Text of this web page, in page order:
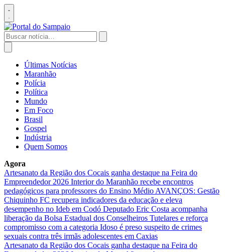
Pular
para
o
conteúdo
Abrir
menu
Buscar
por:
Abrir
buscaÚltimas Notícias
Maranhão
Polícia
Política
Mundo
Em Foco
Brasil
Gospel
Indústria
Quem Somos
Agora
Artesanato da Região dos Cocais ganha destaque na Feira do
Empreendedor 2026 Interior do Maranhão recebe encontros
pedagógicos para professores do Ensino Médio AVANÇOS: Gestão
Chiquinho FC recupera indicadores da educação e eleva
desempenho no Ideb em Codó Deputado Eric Costa acompanha
liberação da Bolsa Estadual dos Conselheiros Tutelares e reforça
compromisso com a categoria Idoso é preso suspeito de crimes
sexuais contra três irmãs adolescentes em Caxias
Artesanato da Região dos Cocais ganha destaque na Feira do